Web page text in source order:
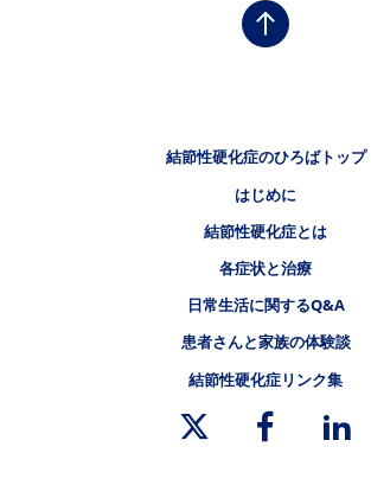
結節性硬化症のひろばトップ
はじめに
結節性硬化症とは
各症状と治療
日常生活に関するQ&A
患者さんと家族の体験談
結節性硬化症リンク集